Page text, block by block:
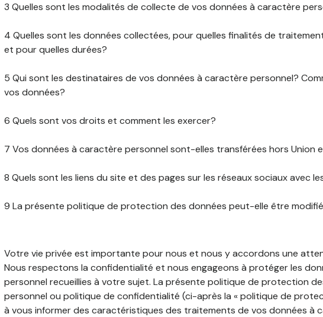
3 Quelles sont les modalités de collecte de vos données à caractère
4 Quelles sont les données collectées, pour quelles finalités de
et pour quelles durées?
5 Qui sont les destinataires de vos données à caractère personnel?
vos données?
6 Quels sont vos droits et comment les exercer?
7 Vos données à caractère personnel sont-elles transférées hors Union
8 Quels sont les liens du site et des pages sur les réseaux sociaux avec
9 La présente politique de protection des données peut-elle être
Votre vie privée est importante pour nous et nous y accordons une
Nous respectons la confidentialité et nous engageons à protéger les
personnel recueillies à votre sujet. La présente politique de protection
personnel ou politique de confidentialité (ci-après la « politique de
à vous informer des caractéristiques des traitements de vos données à